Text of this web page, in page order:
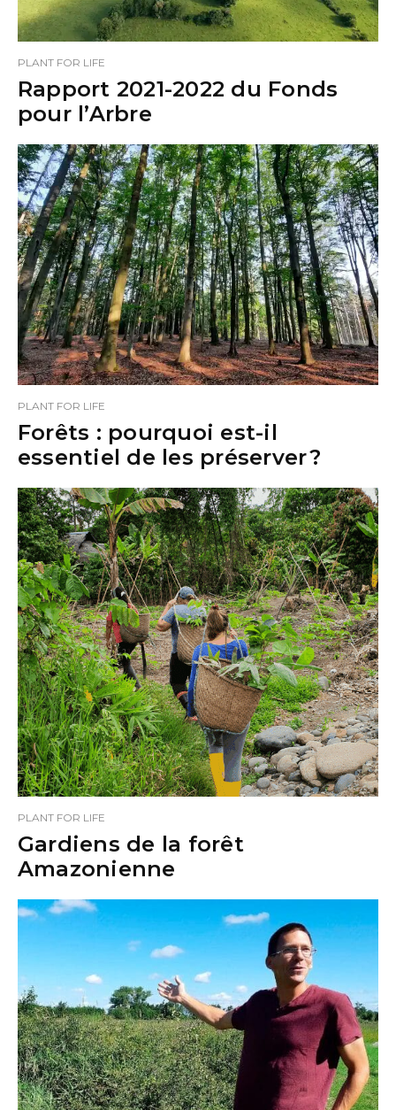
PLANT FOR LIFE
Rapport 2021-2022 du Fonds
pour l’Arbre
PLANT FOR LIFE
Forêts : pourquoi est-il
essentiel de les préserver ?
PLANT FOR LIFE
Gardiens de la forêt
Amazonienne